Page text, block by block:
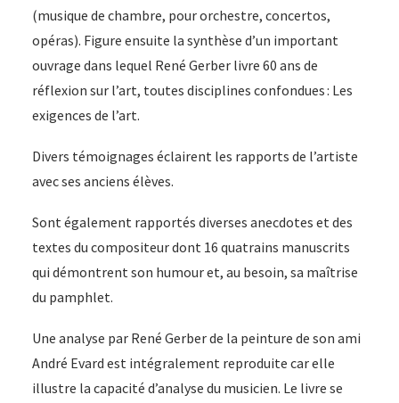
(musique de chambre, pour orchestre, concertos,
opéras). Figure ensuite la synthèse d’un important
ouvrage dans lequel René Gerber livre 60 ans de
réflexion sur l’art, toutes disciplines confondues : Les
exigences de l’art.
Divers témoignages éclairent les rapports de l’artiste
avec ses anciens élèves.
Sont également rapportés diverses anecdotes et des
textes du compositeur dont 16 quatrains manuscrits
qui démontrent son humour et, au besoin, sa maîtrise
du pamphlet.
Une analyse par René Gerber de la peinture de son ami
André Evard est intégralement reproduite car elle
illustre la capacité d’analyse du musicien. Le livre se